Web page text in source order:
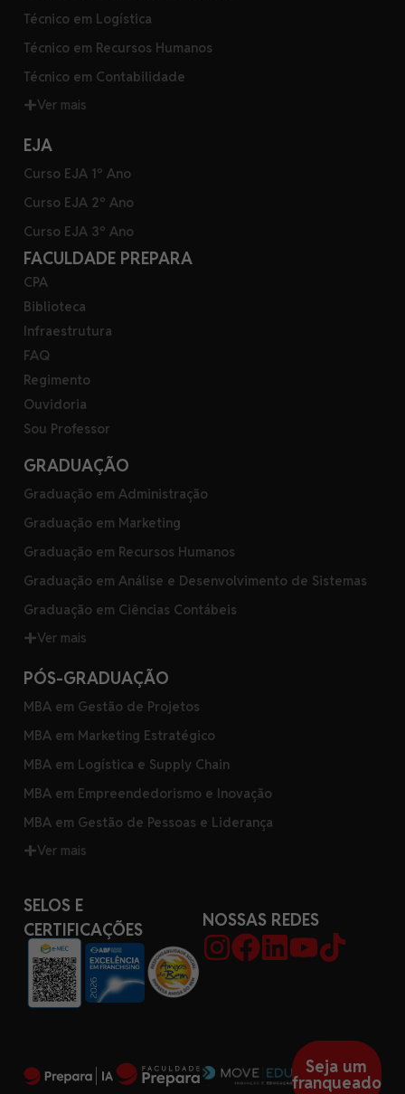
Técnico em Logística
Técnico em Recursos Humanos
Técnico em Contabilidade
Ver mais
EJA
Curso EJA 1º Ano
Curso EJA 2º Ano
Curso EJA 3º Ano
FACULDADE PREPARA
CPA
Biblioteca
Infraestrutura
FAQ
Regimento
Ouvidoria
Sou Professor
GRADUAÇÃO
Graduação em Administração
Graduação em Marketing
Graduação em Recursos Humanos
Graduação em Análise e Desenvolvimento de Sistemas
Graduação em Ciências Contábeis
Ver mais
PÓS-GRADUAÇÃO
MBA em Gestão de Projetos
MBA em Marketing Estratégico
MBA em Logística e Supply Chain
MBA em Empreendedorismo e Inovação
MBA em Gestão de Pessoas e Liderança
Ver mais
SELOS E
CERTIFICAÇÕES
NOSSAS REDES
Seja um
franqueado